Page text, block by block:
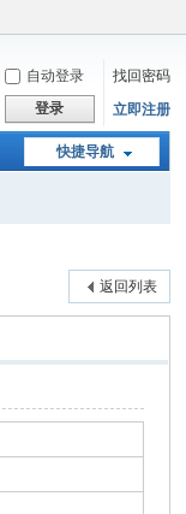
自动登录
找回密码
登录 立即注册
快捷导航
返回列表